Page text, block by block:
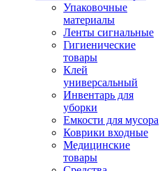
Упаковочные
материалы
Ленты сигнальные
Гигиенические
товары
Клей
универсальный
Инвентарь для
уборки
Емкости для мусора
Коврики входные
Медицинские
товары